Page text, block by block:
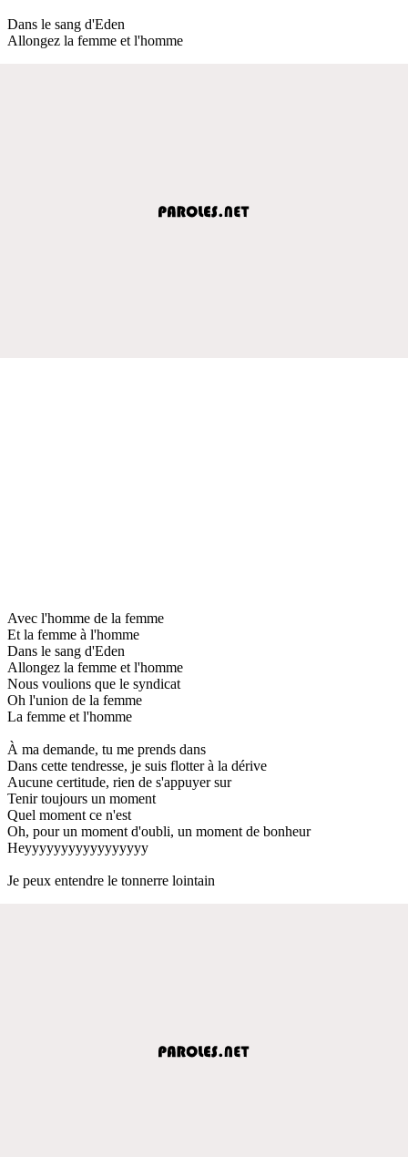
Dans le sang d'Eden
Allongez la femme et l'homme
Avec l'homme de la femme
Et la femme à l'homme
Dans le sang d'Eden
Allongez la femme et l'homme
Nous voulions que le syndicat
Oh l'union de la femme
La femme et l'homme
À ma demande, tu me prends dans
Dans cette tendresse, je suis flotter à la dérive
Aucune certitude, rien de s'appuyer sur
Tenir toujours un moment
Quel moment ce n'est
Oh, pour un moment d'oubli, un moment de bonheur
Heyyyyyyyyyyyyyyyyy
Je peux entendre le tonnerre lointain